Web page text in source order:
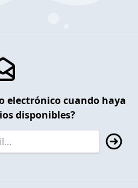
electrónico cuando haya
disponibles?